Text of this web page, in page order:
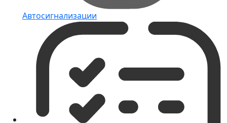
Автосигнализации